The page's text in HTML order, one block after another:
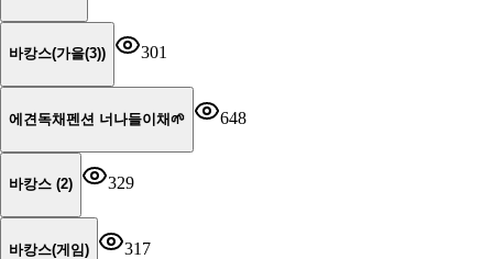
바캉스(가을(3)) 301
에견독채펜션 너나들이채🌱 648
바캉스 (2) 329
바캉스(게임) 317